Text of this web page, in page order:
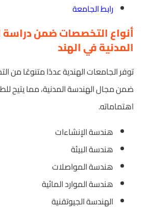
رابط الجامعة
أنواع التخصصات ضمن
المدنية في الهند
توفر الجامعات الهندية عددًا متنوعًا من
ضمن مجال الهندسة المدنية، مما يتيح
اهتماماته.
هندسة الإنشاءات
هندسة البيئة
هندسة المواصلات
هندسة الموارد المائية
الهندسة الجيوتقنية